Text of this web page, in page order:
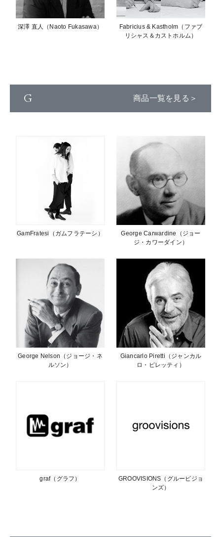
深澤 直人（Naoto Fukasawa）
Fabricius & Kastholm（ファブ
リシャス＆カストホルム）
G 商品一覧を見る＞
GamFratesi（ガムフラテーシ）
George Carwardine（ジョー
ジ・カワーダイン）
George Nelson（ジョージ・ネ
ルソン）
Giancarlo Piretti（ジャンカル
ロ・ピレッティ）
graf（グラフ）
GROOVISIONS（グルービジョ
ンズ）